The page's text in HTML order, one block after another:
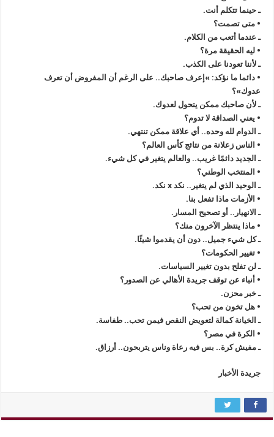
ـ حينما تتكلم أنت.
• متى تصمت؟
ـ عندما أتعب من الكلام.
• ليه الحقيقة مرة؟
ـ لأننا تعودنا على الكذب.
• دائما ما نؤكد: »‬إعرف صاحبك.. على الرغم أن المفروض أن تعرف
عدوك»؟
ـ لأن صاحبك ممكن يتحول لعدوك.
• يعني الصداقة لا تدوم؟
ـ الدوام لله وحده.. أي علاقة ممكن تنتهي.
• الناس زعلانة من نتائج كأس العالم؟
ـ الجديد دائمًا غريب.. والعالم يتغير في كل شيء.
• المنتخب الوطني؟
ـ الوحيد الذي لم يتغير.. نكد x نكد.
• الأزمات ماذا تفعل بنا.
ـ الانهيار.. أو تصحيح المسار.
• ماذا ينتظر الآخرون منك؟
ـ كل شيء جميل.. دون أن يقدموا شيئًا.
• تغيير الحكومات؟
ـ لن تفلح بدون تغيير السياسات.
• أنباء عن توقف جريدة الأهالي عن الصدور؟
ـ خبر محزن.
• هل تخون من تحب؟
ـ الخيانة كمالة لتعويض النقص فيمن تحب.. طفاسة.
• الكرة في مصر؟
ـ مفيش كرة.. بس فيه رعاة وناس يتربحون.. أرزاق.
جريدة الأخبار